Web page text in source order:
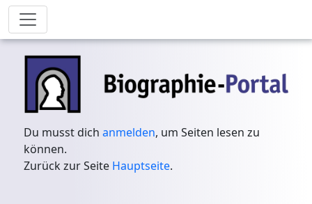
Du musst dichanmelden, um Seiten lesen zu
können.
Zurück zur Seite Hauptseite.